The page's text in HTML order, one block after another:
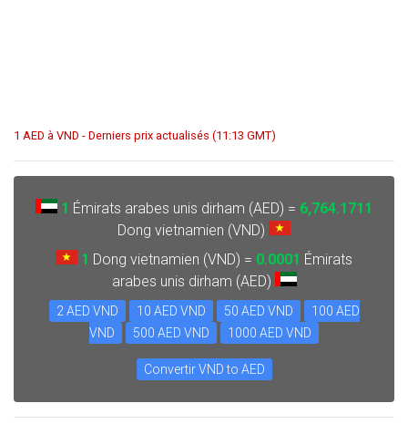
1 AED à VND - Derniers prix actualisés (11:13 GMT)
1 Émirats arabes unis dirham (AED) = 6,764.1711
Dong vietnamien (VND)
1 Dong vietnamien (VND) = 0.0001 Émirats
arabes unis dirham (AED)
2 AED VND 10 AED VND 50 AED VND
100 AED
VND
500 AED VND 1000 AED VND
Convertir VND to AED